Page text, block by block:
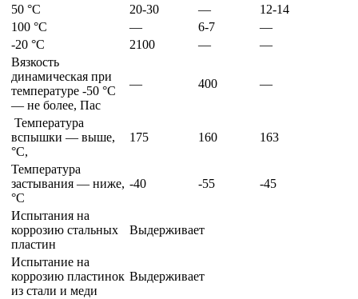
50 °С
20-30 —
12-14
100 °С
— 6-7
—
-20 °С
2100 —
—
Вязкость
динамическая при
температуре -50 °С
— не более, Пас
— 400 —
Температура
вспышки — выше,
°С,
175 160 163
Температура
застывания — ниже,
°С
-40 -55 -45
Испытания на
коррозию стальных
пластин
Выдерживает
Испытание на
коррозию пластинок
из стали и меди
Выдерживает